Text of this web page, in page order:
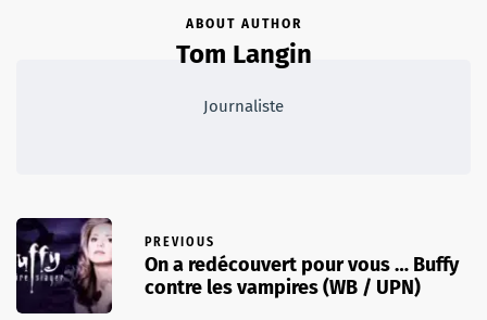
ABOUT AUTHOR
Tom Langin
Journaliste
PREVIOUS
On a redécouvert pour vous … Buffy
contre les vampires (WB / UPN)